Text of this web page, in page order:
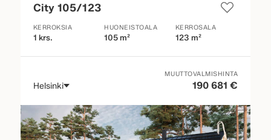
City 105/123
KERROKSIA
1 krs.
HUONEISTOALA
105 m²
KERROSALA
123 m²
Helsinki
MUUTTOVALMISHINTA
190 681 €